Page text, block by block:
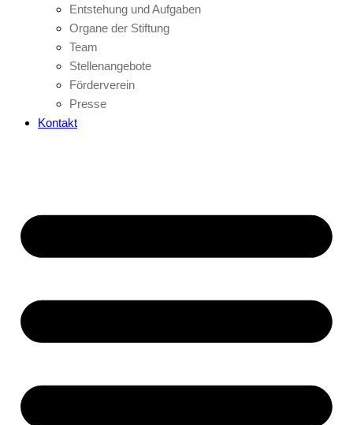
Entstehung und Aufgaben
Organe der Stiftung
Team
Stellenangebote
Förderverein
Presse
Kontakt